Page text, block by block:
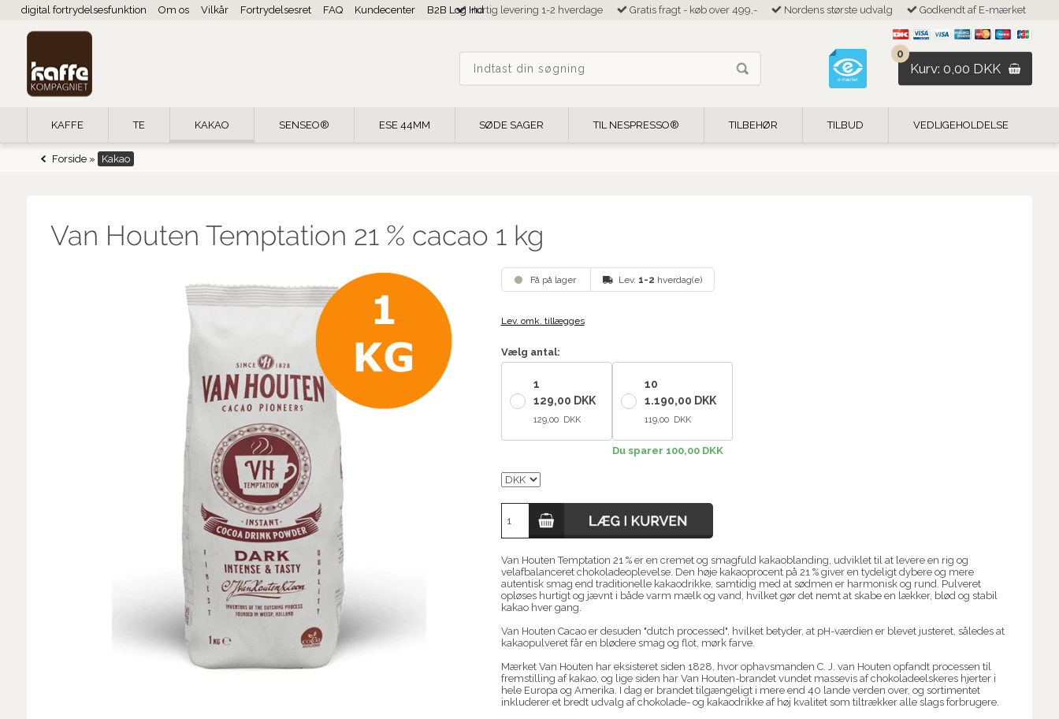
digital fortrydelsesfunktion Om os Vilkår Fortrydelsesret FAQ Kundecenter B2B Log IndHurtig levering 1-2 hverdage Gratis fragt - køb over 499,- Nordens største udvalg Godkendt af E-mærket
0
Kurv: 0,00 DKK
KAFFE TE KAKAO SENSEO® ESE 44MM SØDE SAGER TIL NESPRESSO® TILBEHØR TILBUD VEDLIGEHOLDELSE
Forside» Kakao
Van Houten Temptation 21 % cacao 1 kg
Få på lager Lev. 1-2 hverdag(e)
Lev. omk. tillægges
Vælg antal:
1
129,00 DKK
129,00 DKK
10
1.190,00 DKK
119,00 DKK
Du sparer 100,00 DKK
Van Houten Temptation 21 % er en cremet og smagfuld kakaoblanding, udviklet til at levere en rig og
velafbalanceret chokoladeoplevelse. Den høje kakaoprocent på 21 % giver en tydeligt dybere og mere
autentisk smag end traditionelle kakaodrikke, samtidig med at sødmen er harmonisk og rund. Pulveret
opløses hurtigt og jævnt i både varm mælk og vand, hvilket gør det nemt at skabe en lækker, blød og stabil
kakao hver gang.
Van Houten Cacao er desuden "dutch processed", hvilket betyder, at pH-værdien er blevet justeret, således at
kakaopulveret får en blødere smag og flot, mørk farve.
Mærket Van Houten har eksisteret siden 1828, hvor ophavsmanden C. J. van Houten opfandt processen til
fremstilling af kakao, og lige siden har Van Houten-brandet vundet massevis af chokoladeelskeres hjerter i
hele Europa og Amerika. I dag er brandet tilgængeligt i mere end 40 lande verden over, og sortimentet
inkluderer et bredt udvalg af chokolade- og kakaodrikke af høj kvalitet som tiltrækker alle slags forbrugere.